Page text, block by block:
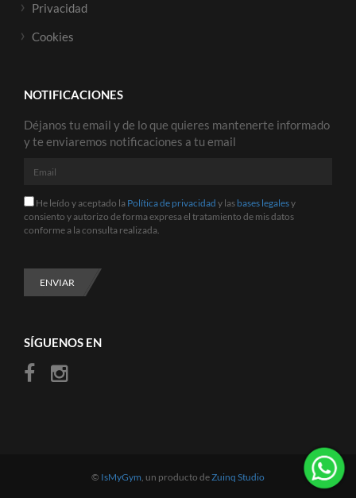
Privacidad
Cookies
NOTIFICACIONES
Déjanos tu email y de lo que quieres mantenerte informado
y te enviaremos notificaciones a tu email
Email
He
leído
y
Política
de
privacidad
legales
consiento
He leído y aceptado la Política de privacidad y las bases legalesy
consiento y autorizo de forma expresa el tratamiento de mis datos
conforme a la consulta realizada.
ENVIAR
SÍGUENOS EN
© IsMyGym, un producto deZuinq Studio